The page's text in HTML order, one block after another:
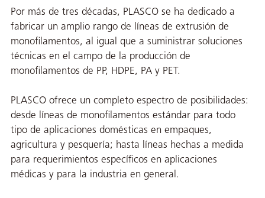
Por más de tres décadas, PLASCO se ha dedicado a
fabricar un amplio rango de líneas de extrusión de
monofilamentos, al igual que a suministrar soluciones
técnicas en el campo de la producción de
monofilamentos de PP, HDPE, PA y PET.
PLASCO ofrece un completo espectro de posibilidades:
desde líneas de monofilamentos estándar para todo
tipo de aplicaciones domésticas en empaques,
agricultura y pesquería; hasta líneas hechas a medida
para requerimientos específicos en aplicaciones
médicas y para la industria en general.